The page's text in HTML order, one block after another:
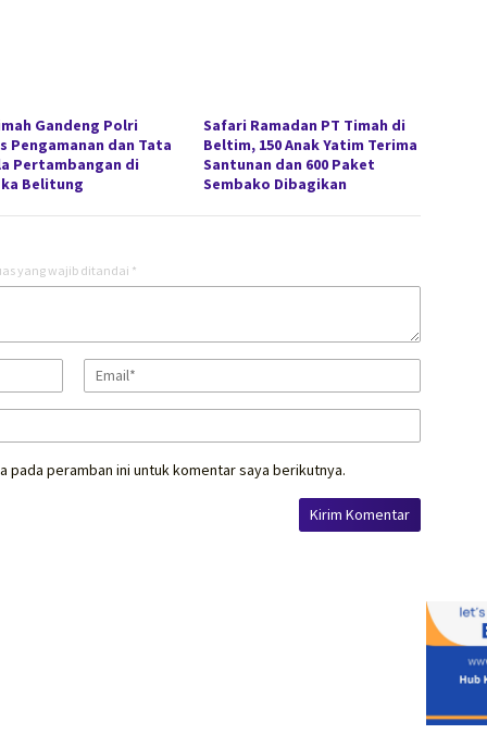
Gandeng Polri
Pengamanan dan Tata
Pertambangan di
Belitung
Safari Ramadan PT Timah di
Beltim, 150 Anak Yatim Terima
Santunan dan 600 Paket
Sembako Dibagikan
yang wajib ditandai *
pada peramban ini untuk komentar saya berikutnya.